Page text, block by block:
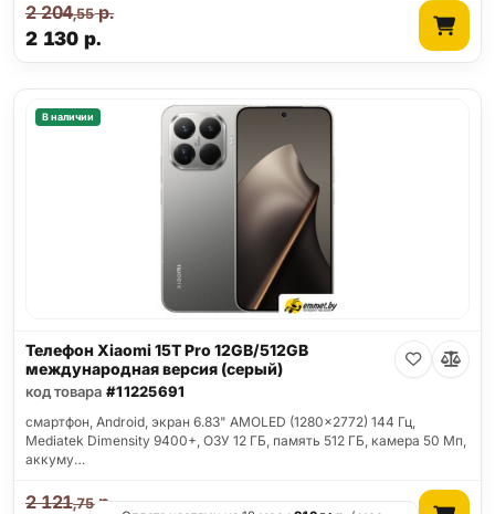
2 130 р.
2 204,55р.
В наличии
Телефон Xiaomi 15T Pro 12GB/512GB
международная версия (серый)
код товара #11225691
смартфон, Android, экран 6.83" AMOLED (1280x2772) 144 Гц,
Mediatek Dimensity 9400+, ОЗУ 12 ГБ, память 512 ГБ, камера 50 Мп,
аккуму…
2 121,75р.